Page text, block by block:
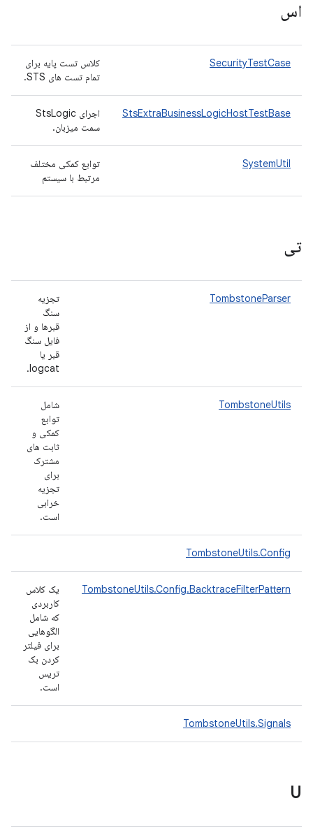
اس
SecurityTestCase
کلاس تست پایه برای
تمام تست های STS.
StsExtraBusinessLogicHostTestBase
اجرای StsLogic
سمت میزبان.
SystemUtil
توابع کمکی مختلف
مرتبط با سیستم
تی
TombstoneParser
تجزیه
سنگ
قبرها و از
فایل سنگ
قبر یا
logcat.
TombstoneUtils
شامل
توابع
کمکی و
ثابت های
مشترک
برای
تجزیه
خرابی
است.
TombstoneUtils.Config
TombstoneUtils.Config.BacktraceFilterPattern
یک کلاس
کاربردی
که شامل
الگوهایی
برای فیلتر
کردن بک
تریس
است.
TombstoneUtils.Signals
U